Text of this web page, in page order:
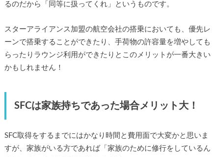
るのだから「同等に扱ってくれ」というものです。
スターアライアンス加盟の航空会社の搭乗においても、優先レ
ーンで搭乗することができたり、手荷物の許容量を増やしても
らったりラウンジ利用ができたりとこのメリットが一番大きい
かもしれません！
SFCは家族持ちであった場合メリット大！
SFC取得をするまでにはかなり時間と費用面で大変かと思いま
すが、家族がいる方であれば「家族のために修行をしているん